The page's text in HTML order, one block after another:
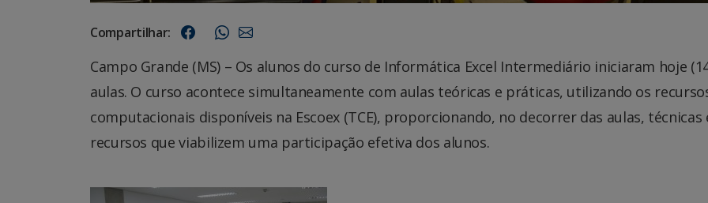
Compartilhar:
Campo Grande (MS) – Os alunos do curso de Informática Excel Intermediário iniciaram hoje
aulas. O curso acontece simultaneamente com aulas teóricas e práticas, utilizando os
computacionais disponíveis na Escoex (TCE), proporcionando, no decorrer das aulas, técnicas
recursos que viabilizem uma participação efetiva dos alunos.